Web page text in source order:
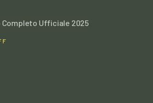
Completo Ufficiale 2025